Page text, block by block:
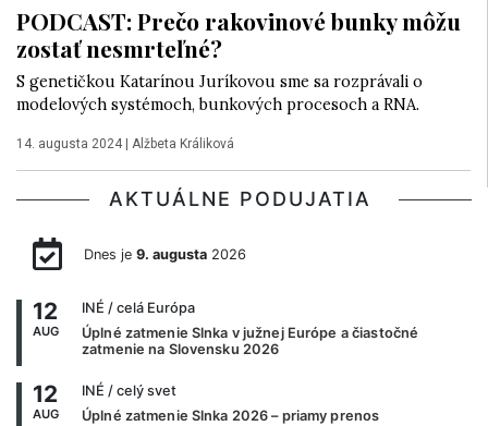
PODCAST: Prečo rakovinové bunky môžu
zostať nesmrteľné?
S genetičkou Katarínou Juríkovou sme sa rozprávali o
modelových systémoch, bunkových procesoch a RNA.
14. augusta 2024 | Alžbeta Králiková
AKTUÁLNE PODUJATIA
Dnes je 9. augusta2026
12
AUG
INÉ / celá Európa
Úplné zatmenie Slnka v južnej Európe a čiastočné
zatmenie na Slovensku 2026
12
AUG
INÉ / celý svet
Úplné zatmenie Slnka 2026 – priamy prenos